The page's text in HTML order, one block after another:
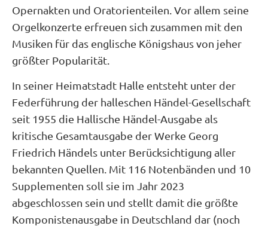
Opernakten und Oratorienteilen. Vor allem seine
Orgelkonzerte erfreuen sich zusammen mit den
Musiken für das englische Königshaus von jeher
größter Popularität.
In seiner Heimatstadt Halle entsteht unter der
Federführung der halleschen Händel-Gesellschaft
seit 1955 die Hallische Händel-Ausgabe als
kritische Gesamtausgabe der Werke Georg
Friedrich Händels unter Berücksichtigung aller
bekannten Quellen. Mit 116 Notenbänden und 10
Supplementen soll sie im Jahr 2023
abgeschlossen sein und stellt damit die größte
Komponistenausgabe in Deutschland dar (noch